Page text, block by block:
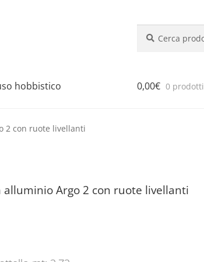
hobbistico 0,00€ 0 prodotti
2 con ruote livellanti
alluminio Argo 2 con ruote livellanti